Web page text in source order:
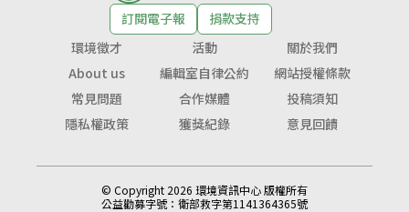
訂閱電子報
捐款支持
環境徵才
活動
關於我們
About us
編輯室自律公約
網站授權條款
常見問題
合作媒體
投稿須知
隱私權政策
獲獎紀錄 意見回饋
© Copyright 2026 環境資訊中心 版權所有
公益勸募字號： 衛部救字第1141364365號